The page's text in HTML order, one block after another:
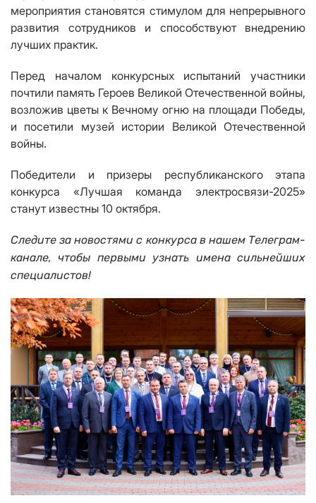
мероприятия становятся стимулом для непрерывного
развития сотрудников и способствуют внедрению
лучших практик.
Перед началом конкурсных испытаний участники
почтили память Героев Великой Отечественной войны,
возложив цветы к Вечному огню на площади Победы,
и посетили музей истории Великой Отечественной
войны.
Победители и призеры республиканского этапа
конкурса «Лучшая команда электросвязи-2025»
станут известны 10 октября.
Следите за новостями с конкурса в нашем Телеграм-
канале, чтобы первыми узнать имена сильнейших
специалистов!